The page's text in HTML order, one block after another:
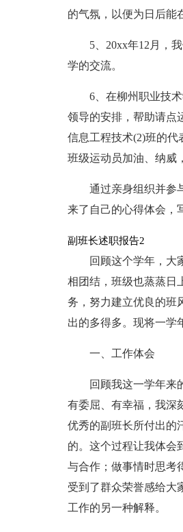
的气氛，以便为日后能
5、20xx年12月，
学的交流。
6、在柳州职业技
领导的安排，帮助请点
信息工程技术(2)班的
班级运动员加油、纳威
通过亲身组织并参
来了自己的心得体会，
副班长述职报告2
回顾这个学年，大
相团结，班级也蒸蒸日
务，努力建立优良的班
出的多得多。现将一学
一、工作体会
回顾我这一学年来
有委屈、有幸福，我深
优秀的副班长所付出的
的。这个过程让我体会
与合作；做事情时思考
受到了群众荣誉感给大
工作的另一种解释。